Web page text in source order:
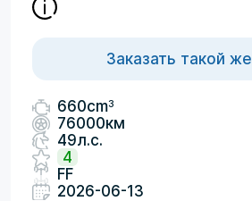
Заказать такой же
660cm3
76000км
49л.с.
4
FF
2026-06-13